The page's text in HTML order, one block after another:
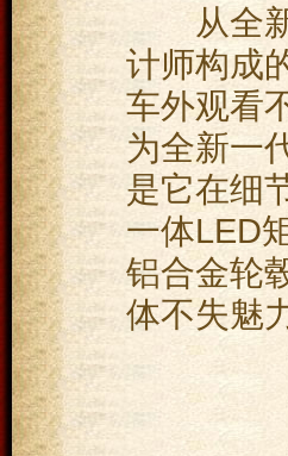
从全新
计师构成
车外观看
为全新一
是它在细
一体LED
铝合金轮
体不失魅